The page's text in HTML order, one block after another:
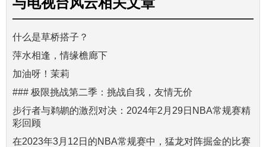
什么是草桥搭子？
萍水相逢，情缘檐廊下
加油呀！茉莉
### 极限挑战第二季：挑战自我，友情无价
步行者与鹈鹕的激烈对决：2024年2月29日NBA常规赛精
彩回顾
在2023年3月12日的NBA常规赛中，猛龙对阵掘金的比赛